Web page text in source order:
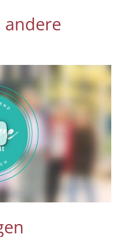
andere